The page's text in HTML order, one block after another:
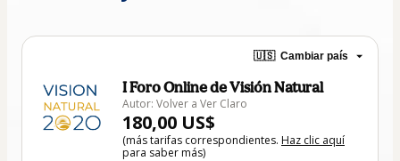
🇺🇸 Cambiar país
I Foro Online de Visión Natural
Autor: Volver a Ver Claro
180,00 US$
(más tarifas correspondientes. Haz clic aquí
para saber más)